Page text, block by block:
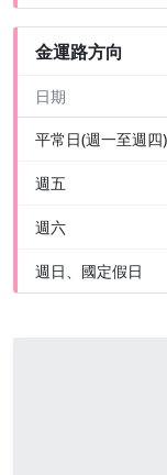
金運路方向
日期
平常日(週一至週四)
週五
週六
週日、國定假日